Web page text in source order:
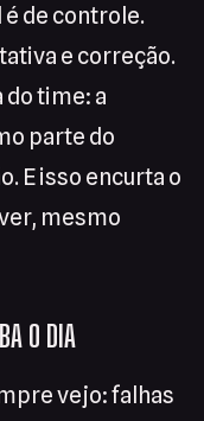
de controle.
e correção.
do time: a
parte do
E isso encurta o
mesmo
O DIA
vejo: falhas